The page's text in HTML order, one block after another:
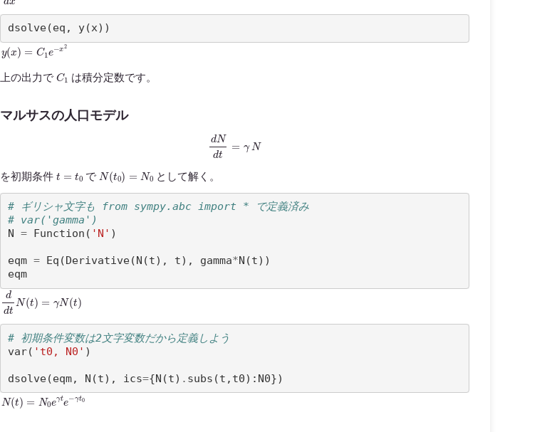
dsolve(eq , y(x))
y(x)=C1e−x2
上の出力で C1 は積分定数です。
マルサスの人口モデル
dN
を初期条件 t で N(t0 )= 0 として解く。
# ギリシャ文字も from sympy.abc import * で定義済み
# var('gamma')
N
= Function ( 'N' )
eqm = Eq ( Derivative( N (t), t), gamma*N (t))
eqm
dd N(t)= )
# 初期条件変数は2文字変数だから定義しよう
var( 't0, N0' )
dsolve(eqm, N (t), ics={N (t) . subs (t , t0): N0})
N(t)=N0eγte−γt0